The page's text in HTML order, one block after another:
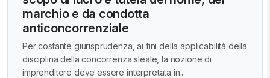
marchio e da condotta
anticoncorrenziale
Per costante giurisprudenza, ai fini della applicabilità della
disciplina della concorrenza sleale, la nozione di
imprenditore deve essere interpretata in...